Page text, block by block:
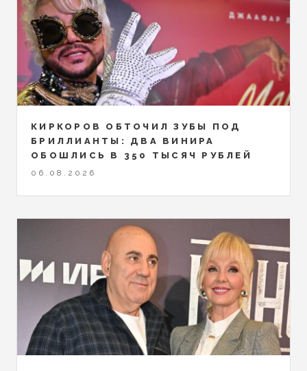
КИРКОРОВ ОБТОЧИЛ ЗУБЫ ПОД
БРИЛЛИАНТЫ: ДВА ВИНИРА
ОБОШЛИСЬ В 350 ТЫСЯЧ РУБЛЕЙ
06.08.2026